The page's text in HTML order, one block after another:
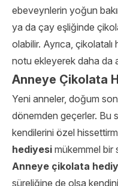
ebeveynlerin yoğun
ya da çay eşliğinde
olabilir. Ayrıca,
notu ekleyerek daha da
Anneye Çikolata
Yeni anneler, doğum
dönemden geçerler. Bu
kendilerini özel
hediyesi mükemmel bir
Anneye çikolata
süreliğine de olsa